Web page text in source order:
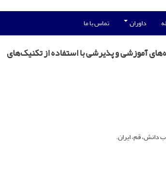
داوران تماس با ما
آموزشی و پذیرشی با استفاده از تکنیک‌های
دانش، قم، ایران.